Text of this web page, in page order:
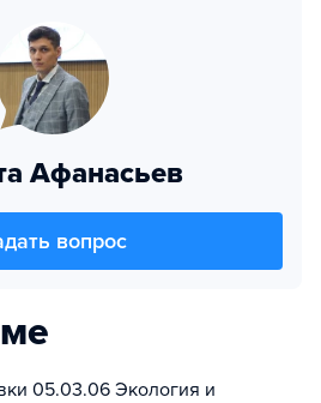
Афанасьев
вопрос
05.03.06 Экология и